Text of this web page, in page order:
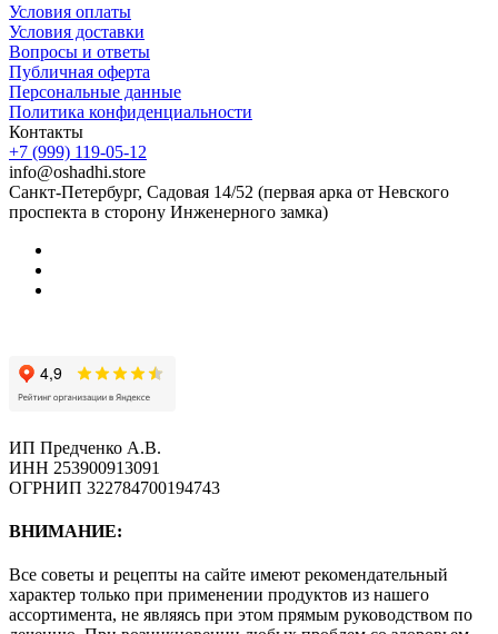
Условия оплаты
Условия доставки
Вопросы и ответы
Публичная оферта
Персональные данные
Политика конфиденциальности
Контакты
+7 (999) 119-05-12
info@oshadhi.store
Санкт-Петербург, Садовая 14/52 (первая арка от Невского
проспекта в сторону Инженерного замка)
ИП Предченко А.В.
ИНН 253900913091
ОГРНИП 322784700194743
ВНИМАНИЕ:
Все советы и рецепты на сайте имеют рекомендательный
характер только при применении продуктов из нашего
ассортимента, не являясь при этом прямым руководством по